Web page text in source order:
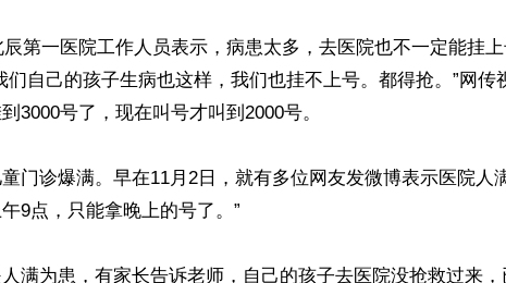
第一医院工作人员表示，病患太多，去医院也不一定能挂
们自己的孩子生病也这样，我们也挂不上号。都得抢。”网传
3000号了，现在叫号才叫到2000号。
门诊爆满。早在11月2日，就有多位网友发微博表示医院人
9点，只能拿晚上的号了。”
满为患，有家长告诉老师，自己的孩子去医院没抢救过来，